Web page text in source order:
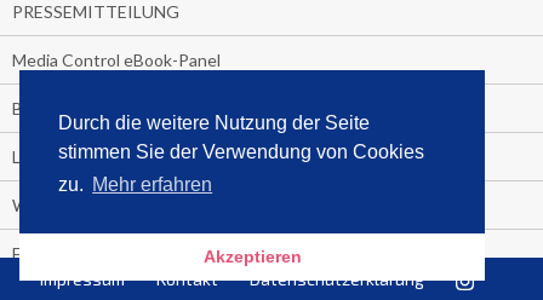
Durch die weitere Nutzung der Seite
stimmen Sie der Verwendung von Cookies
zu. Mehr erfahren
Akzeptieren
PRESSEMITTEILUNG
Media Control eBook-Panel
BIATHLON-WM im TV
Lagerfelds N°5
Wer schaut täglich fast sieben Stunden Fernsehen?
Es Pilchert allerorten
Impressum Kontakt Datenschutzerklärung